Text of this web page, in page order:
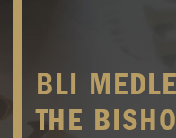
BLI
THE